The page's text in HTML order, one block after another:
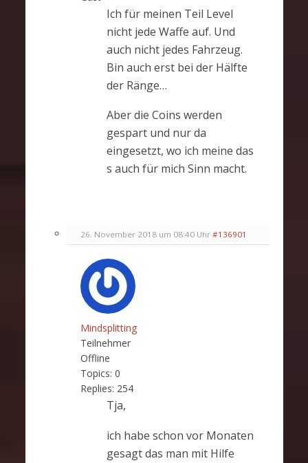
Ich für meinen Teil Level
nicht jede Waffe auf. Und
auch nicht jedes Fahrzeug.
Bin auch erst bei der Hälfte
der Ränge…
Aber die Coins werden
gespart und nur da
eingesetzt, wo ich meine das
s auch für mich Sinn macht.
26. November 2018 um 08:40 Uhr #136901
Mindsplitting
Teilnehmer
Offline
Topics: 0
Replies: 254
Tja,
ich habe schon vor Monaten
gesagt das man mit Hilfe